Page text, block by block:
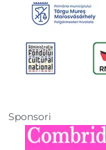
Sponsori